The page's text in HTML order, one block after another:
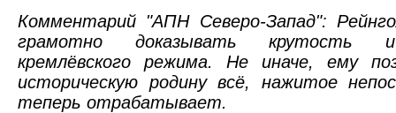
Комментарий "АПН Северо-Запад":
грамотно доказывать крутость и
кремлёвского режима. Не иначе, ему
историческую родину всё, нажитое
теперь отрабатывает.